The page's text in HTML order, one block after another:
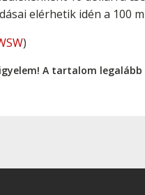
elérhetik idén a 100
)
A tartalom